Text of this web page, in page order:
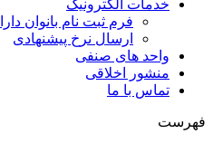
خدمات الکترونیک
فرم ثبت نام بانوان
ارسال نرخ پیشنهادی
واحد های صنفی
منشور اخلاقی
تماس با ما
فهرست